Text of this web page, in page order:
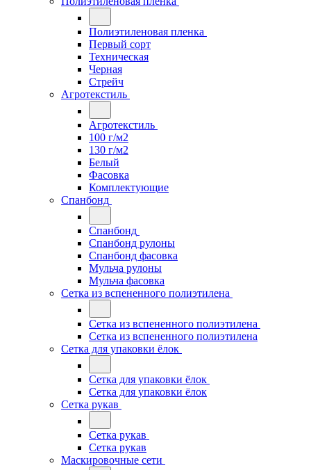
Полиэтиленовая пленка
Первый сорт
Техническая
Черная
Стрейч
Агротекстиль
Агротекстиль
100 г/м2
130 г/м2
Белый
Фасовка
Комплектующие
Спанбонд
Спанбонд
Спанбонд рулоны
Спанбонд фасовка
Мульча рулоны
Мульча фасовка
Сетка из вспененного полиэтилена
Сетка из вспененного полиэтилена
Сетка из вспененного полиэтилена
Сетка для упаковки ёлок
Сетка для упаковки ёлок
Сетка для упаковки ёлок
Сетка рукав
Сетка рукав
Сетка рукав
Маскировочные сети